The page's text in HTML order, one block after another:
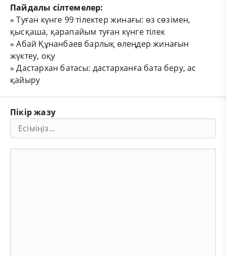
Пайдалы сілтемелер:
»Туған күнге 99 тілектер жинағы: өз сөзімен,
қысқаша, қарапайым туған күнге тілек
»Абай Құнанбаев барлық өлеңдер жинағын
жүктеу, оқу
»Дастархан батасы: дастарханға бата беру, ас
қайыру
Пікір жазу